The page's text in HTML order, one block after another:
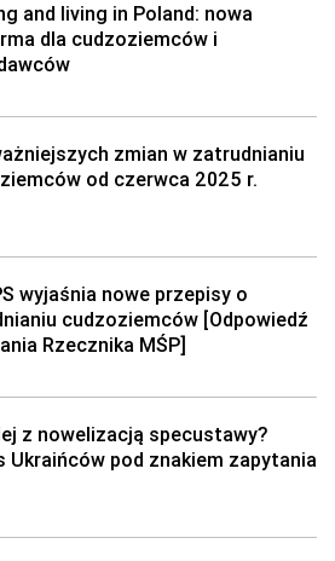
and living in Poland: nowa
dla cudzoziemców i
zmian w zatrudnianiu
od czerwca 2025 r.
wyjaśnia nowe przepisy o
cudzoziemców [Odpowiedź
Rzecznika MŚP]
z nowelizacją specustawy?
Ukraińców pod znakiem zapytania